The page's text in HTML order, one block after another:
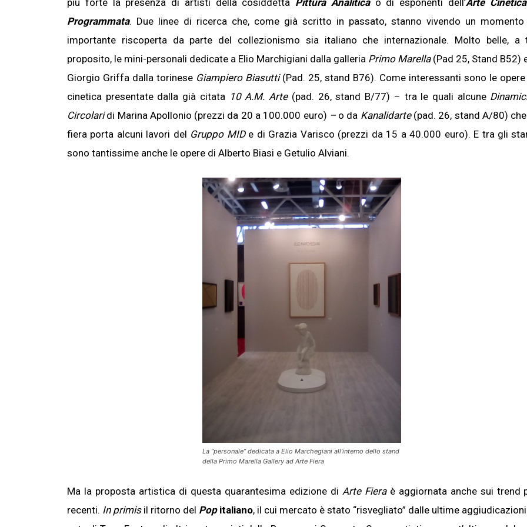
più forte la presenza di artisti della cosiddetta Pittura Analiticao di esponenti dell’Arte
Programmata. Due linee di ricerca che, come già scritto in passato, stanno vivendo un momento
importante riscoperta da parte del collezionismo sia italiano che internazionale. Molto belle, a
proposito, le mini-personali dedicate a Elio Marchigiani dalla galleria Primo Marella(Pad 25, Stand B52)
Giorgio Griffa dalla torinese Giampiero Biasutti (Pad. 25, stand B76). Come interessanti sono le
cinetica presentate dalla già citata 10 A.M. Arte(pad. 26, stand B/77) – tra le quali alcune
Circolaridi Marina Apollonio (prezzi da 20 a 100.000 euro) – o da Kanalidarte (pad. 26, stand A/80)
fiera porta alcuni lavori del Gruppo MID e di Grazia Varisco (prezzi da 15 a 40.000 euro). E tra gli
sono tantissime anche le opere di Alberto Biasi e Getulio Alviani.
La “personale” dedicata a Elio Marchegiani all’interno dello stand
della Primo Marella Gallery ad Arte Fiera
Ma la proposta artistica di questa quarantesima edizione di Arte Fieraè aggiornata anche sui trend
recenti. In primisil ritorno del Popitaliano, il cui mercato è stato “risvegliato” dalle ultime